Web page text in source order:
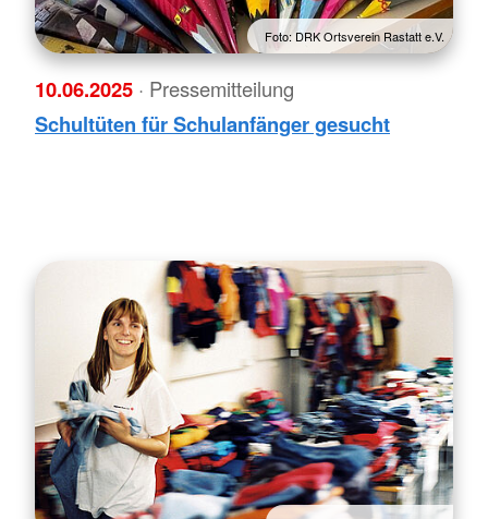
Foto: DRK Ortsverein Rastatt e.V.
10.06.2025 · Pressemitteilung
Schultüten für Schulanfänger gesucht